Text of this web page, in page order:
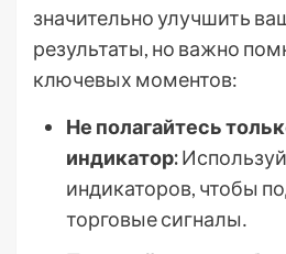
значительно улучшить
результаты, но важно
ключевых моментов:
Не полагайтесь
индикатор:
индикаторов, чтобы
торговые сигналы․